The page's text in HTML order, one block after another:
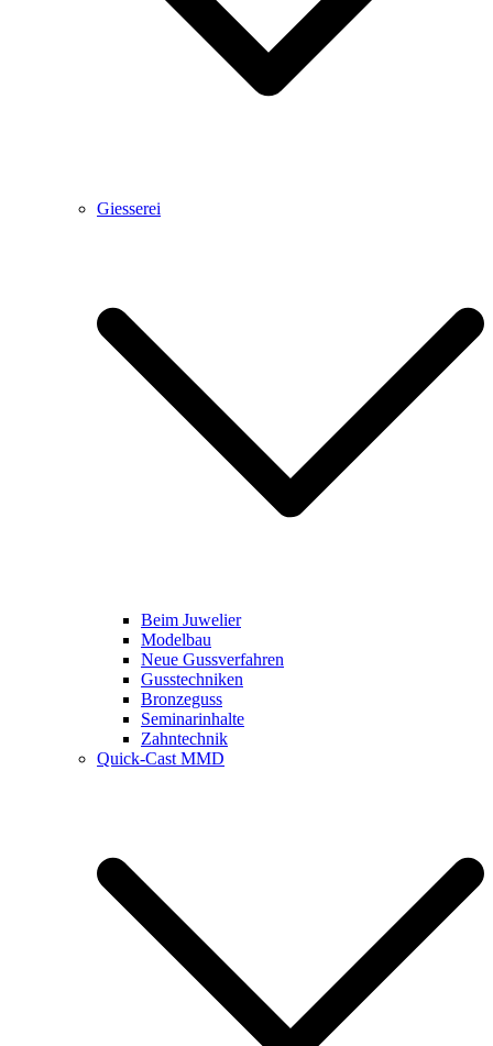
Giesserei
Beim Juwelier
Modelbau
Neue Gussverfahren
Gusstechniken
Bronzeguss
Seminarinhalte
Zahntechnik
Quick-Cast MMD